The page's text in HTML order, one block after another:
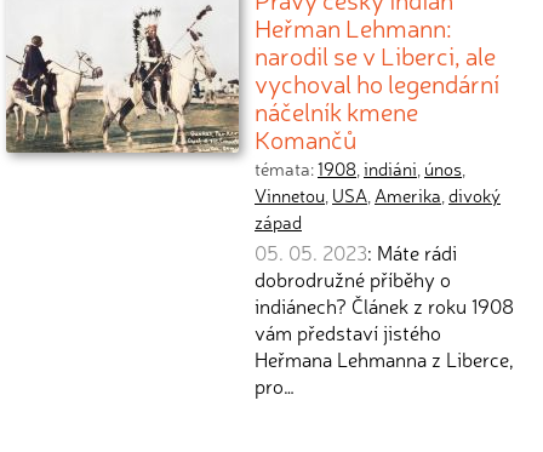
Heřman Lehmann:
narodil se v Liberci, ale
vychoval ho legendární
náčelník kmene
Komančů
témata:1908,indiáni, únos,
Vinnetou, USA,Amerika,divoký
západ
05. 05. 2023: Máte rádi
dobrodružné příběhy o
indiánech? Článek z roku 1908
vám představí jistého
Heřmana Lehmanna z Liberce,
pro…